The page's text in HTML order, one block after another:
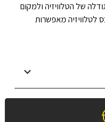
של הטלוויזיה ולמקום
לטלוויזיה מאפשרות